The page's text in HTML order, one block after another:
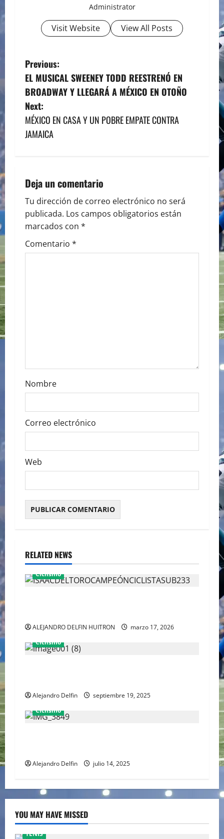
Administrator
Visit Website View All Posts
P
o
s
t
v
i
g
a
Previous:
EL MUSICAL SWEENEY TODD REESTRENÓ EN
BROADWAY Y LLEGARÁ A MÉXICO EN OTOÑO
Next:
MÉXICO EN CASA Y UN POBRE EMPATE CONTRA
JAMAICA
Deja un comentario
Tu dirección de correo electrónico no será
publicada. Los campos obligatorios están
marcados con *
Comentario *
Nombre
Correo electrónico
Web
RELATED NEWS
Ciclismo
ALEJANDRO DELFIN HUITRON
marzo 17, 2026
Ciclismo
Alejandro Delfin
septiembre 19, 2025
Ciclismo
Alejandro Delfin julio 14, 2025
YOU MAY HAVE MISSED
TENIS